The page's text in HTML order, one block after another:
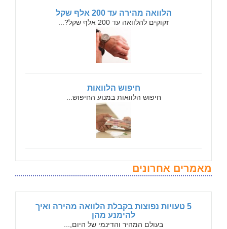
הלוואה מהירה עד 200 אלף שקל
זקוקים להלוואה עד 200 אלף שקל?...
חיפוש הלוואות
חיפוש הלוואות במנוע החיפוש...
מאמרים אחרונים
5 טעויות נפוצות בקבלת הלוואה מהירה ואיך
להימנע מהן
בעולם המהיר והדינמי של היום,...